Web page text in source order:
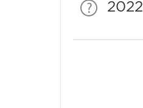
2022